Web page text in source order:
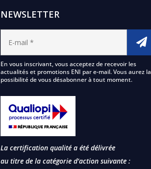
NEWSLETTER
En vous inscrivant, vous acceptez de recevoir les
actualités et promotions ENI par e-mail. Vous aurez la
possibilité de vous désabonner à tout moment.
La certification qualité a été délivrée
au titre de la catégorie d’action suivante :